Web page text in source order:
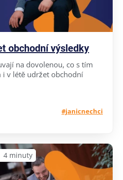
obchodní výsledky
na dovolenou, co s tím
i v létě udržet obchodní
#janicnechci
4 minuty